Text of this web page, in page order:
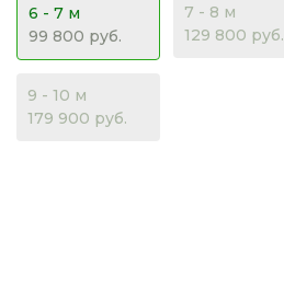
6 - 7 м
99 800 руб.
7 - 8 м
129 800 руб.
9 - 10 м
179 900 руб.